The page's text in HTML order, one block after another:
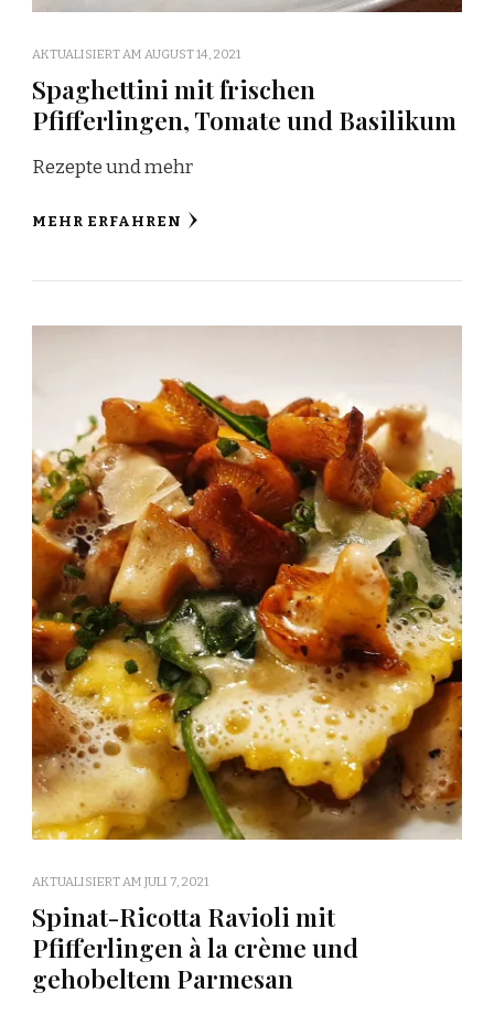
AKTUALISIERT AM AUGUST 14, 2021
Spaghettini mit frischen
Pfifferlingen, Tomate und Basilikum
Rezepte und mehr
MEHR ERFAHREN
AKTUALISIERT AM JULI 7, 2021
Spinat-Ricotta Ravioli mit
Pfifferlingen à la crème und
gehobeltem Parmesan